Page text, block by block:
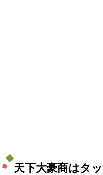
天下大豪商はタ